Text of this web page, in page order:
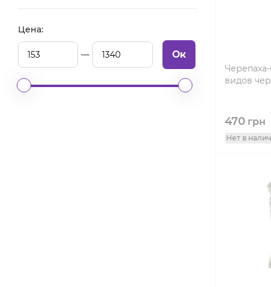
Цена:
Ок
видов
470грн
Нет в